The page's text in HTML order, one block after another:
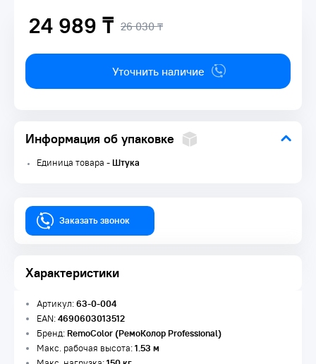
24 989 ₸ 26 030 ₸
Уточнить наличие
Информация об упаковке
Единица товара -Штука
Заказать звонок
Характеристики
Артикул:63-0-004
EAN:4690603013512
Бренд:RemoColor (РемоКолор Professional)
Макс. рабочая высота:1.53 м